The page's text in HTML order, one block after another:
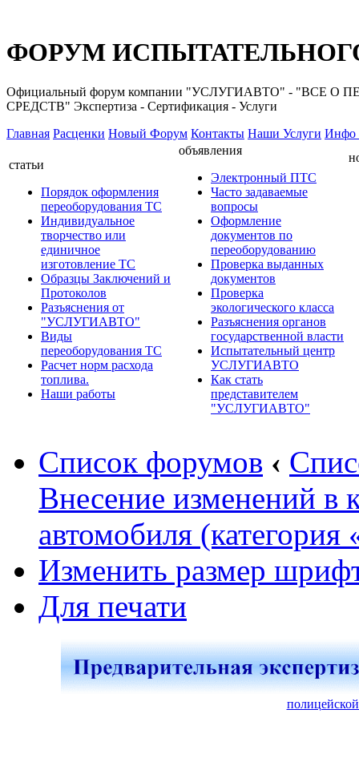
ФОРУМ
Официальный форум компании "УСЛУГИАВТО" -
СРЕДСТВ" Экспертиза - Сертификация - Услуги
Главная Расценки Новый Форум Контакты Наши Услуги Инфо
статьи
Порядок оформления
переоборудования ТС
Индивидуальное
творчество или
единичное
изготовление ТС
Образцы Заключений и
Протоколов
Разъяснения от
"УСЛУГИАВТО"
Виды
переоборудования ТС
Расчет норм расхода
топлива.
Наши работы
объявления
Электронный ПТС
Часто задаваемые
вопросы
Оформление
документов по
переоборудованию
Проверка выданных
документов
Проверка
экологического класса
Разъяснения органов
государственной власти
Испытательный центр
УСЛУГИАВТО
Как стать
представителем
"УСЛУГИАВТО"
Список форумов ‹
Внесение изменений в
автомобиля (категория
Изменить размер
Для печати